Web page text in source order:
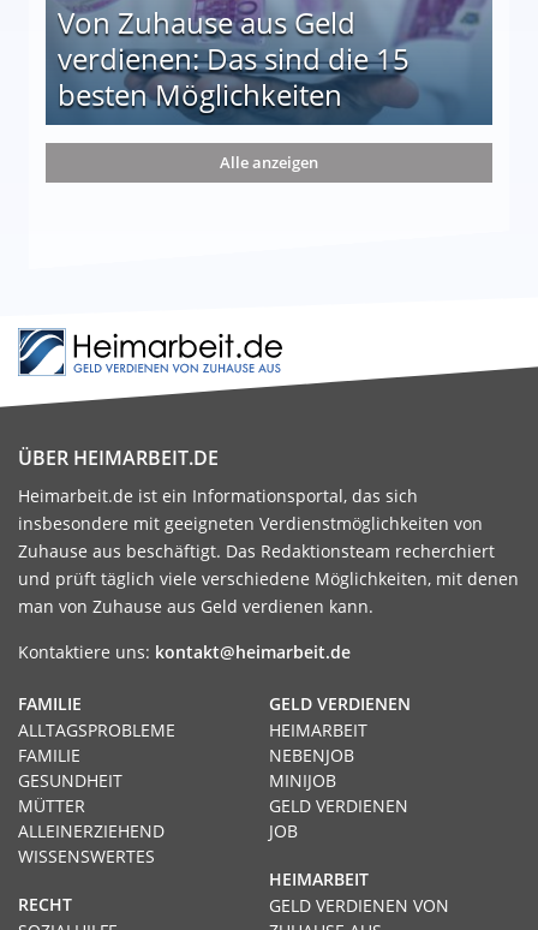
Von Zuhause aus Geld
verdienen: Das sind die 15
besten Möglichkeiten
die 15 besten Möglichkeiten
Alle anzeigen
ÜBER HEIMARBEIT.DE
Heimarbeit.de ist ein Informationsportal, das sich
insbesondere mit geeigneten Verdienstmöglichkeiten von
Zuhause aus beschäftigt. Das Redaktionsteam recherchiert
und prüft täglich viele verschiedene Möglichkeiten, mit denen
man von Zuhause aus Geld verdienen kann.
Kontaktiere uns: kontakt@heimarbeit.de
GELD VERDIENEN
HEIMARBEIT
NEBENJOB
MINIJOB
GELD VERDIENEN
JOB
HEIMARBEIT
GELD VERDIENEN VON
FAMILIE
ALLTAGSPROBLEME
FAMILIE
GESUNDHEIT
MÜTTER
ALLEINERZIEHEND
WISSENSWERTES
RECHT